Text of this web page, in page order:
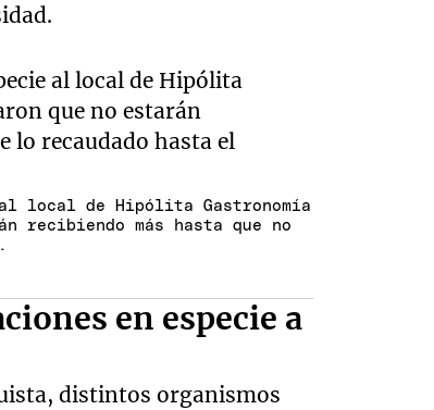
local de Hipólita Gastronomía
recibiendo más hasta que no
en especie a
distintos organismos